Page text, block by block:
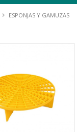
ESPONJAS Y GAMUZAS